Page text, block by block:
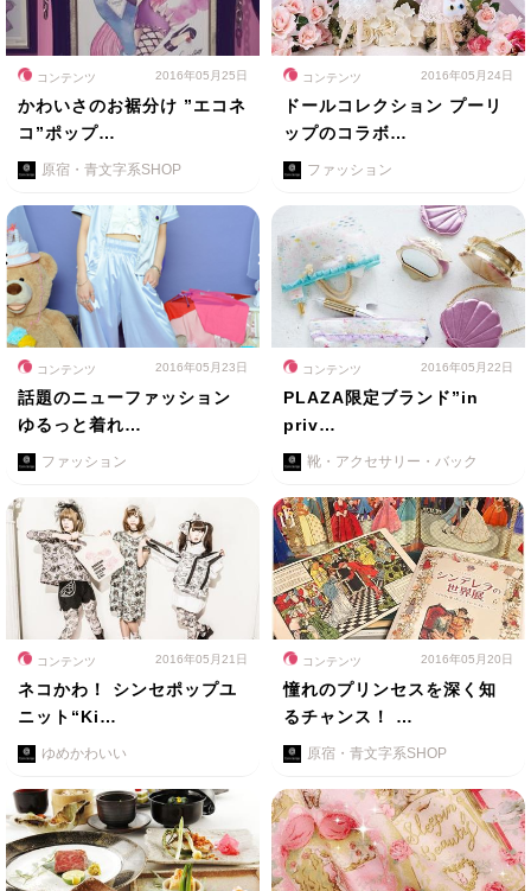
コンテンツ 2016年05月25日
かわいさのお裾分け ”エコネ
コ”ポップ…
原宿・青文字系SHOP
コンテンツ 2016年05月24日
ドールコレクション プーリ
ップのコラボ…
ファッション
コンテンツ 2016年05月23日
話題のニューファッション
ゆるっと着れ…
ファッション
コンテンツ 2016年05月22日
PLAZA限定ブランド”in
priv…
靴・アクセサリー・バック
コンテンツ 2016年05月21日
ネコかわ！ シンセポップユ
ニット“Ki…
ゆめかわいい
コンテンツ 2016年05月20日
憧れのプリンセスを深く知
るチャンス！ …
原宿・青文字系SHOP